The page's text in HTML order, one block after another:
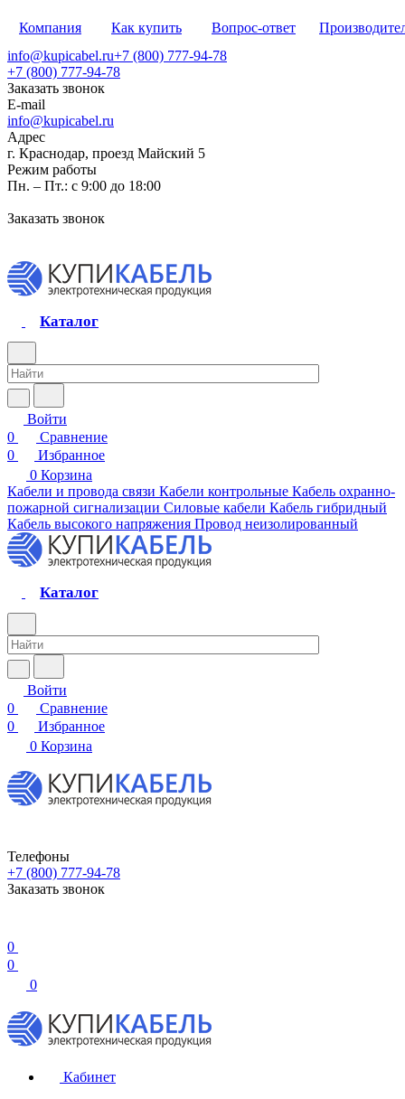
Компания Как купить Вопрос-ответ
info@kupicabel.ru+7 (800) 777-94-78
+7 (800) 777-94-78
Заказать звонок
E-mail
info@kupicabel.ru
Адрес
г. Краснодар, проезд Майский 5
Режим работы
Пн. – Пт.: с 9:00 до 18:00
Заказать звонок
Каталог
Войти
0
Сравнение
0
Избранное
0 Корзина
Кабели и провода связи Кабели контрольные Кабель охранно-
пожарной сигнализации Силовые кабели Кабель гибридный
Кабель высокого напряжения Провод неизолированный
Каталог
Войти
0
Сравнение
0
Избранное
0 Корзина
Телефоны
+7 (800) 777-94-78
Заказать звонок
0
0
0
Кабинет